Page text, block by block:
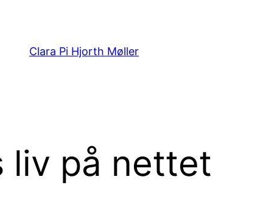
Clara Pi Hjorth Møller
liv på nettet